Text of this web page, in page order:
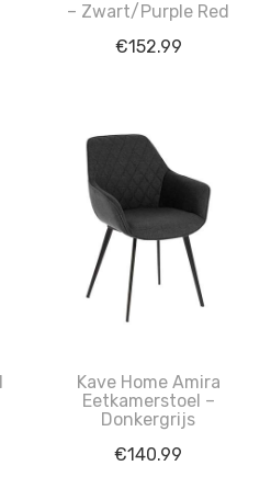
– Zwart/Purple Red
€152.99
Kave Home Amira
Eetkamerstoel –
Donkergrijs
€140.99